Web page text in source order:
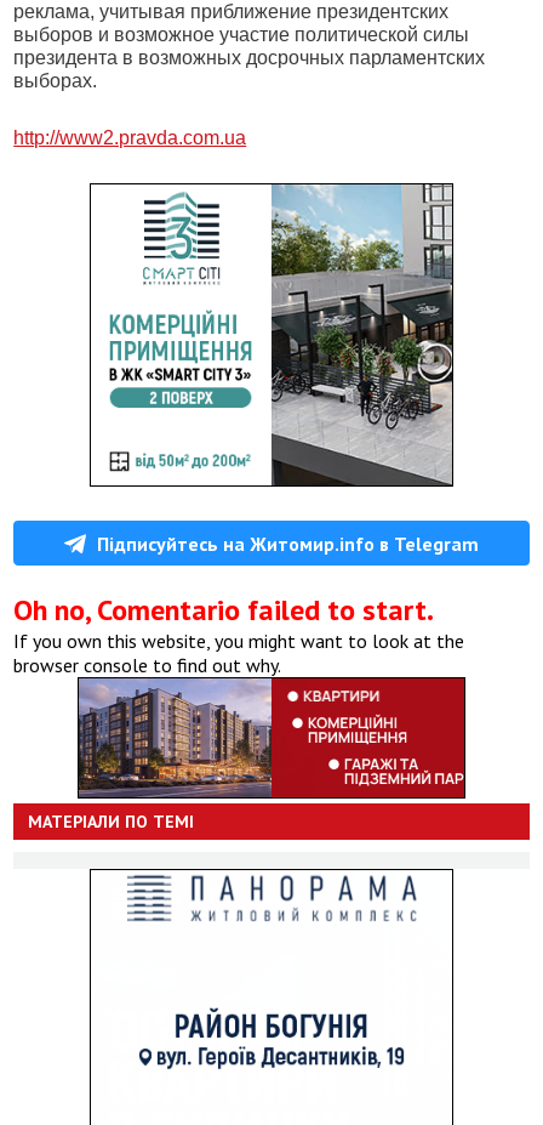
реклама, учитывая приближение президентских
выборов и возможное участие политической силы
президента в возможных досрочных парламентских
выборах.
http://www2.pravda.com.ua
Підписуйтесь на Житомир.info в Telegram
Oh no, Comentario failed to start.
If you own this website, you might want to look at the
browser console to find out why.
МАТЕРІАЛИ ПО ТЕМІ